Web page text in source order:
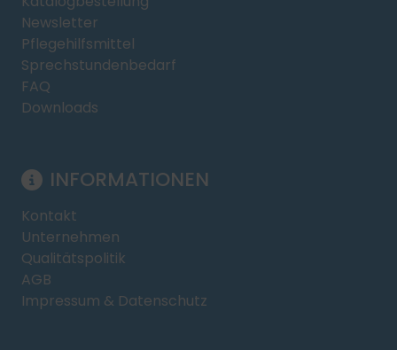
Newsletter
Pflegehilfsmittel
Sprechstundenbedarf
FAQ
Downloads
INFORMATIONEN
Kontakt
Unternehmen
Qualitätspolitik
AGB
Impressum & Datenschutz